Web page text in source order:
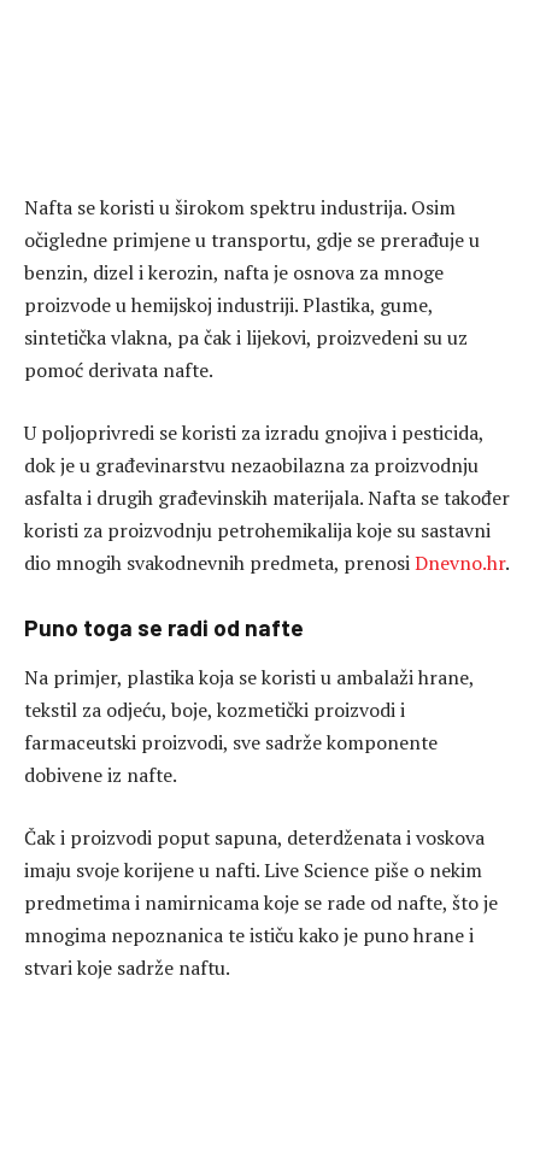
Nafta se koristi u širokom spektru industrija. Osim
očigledne primjene u transportu, gdje se prerađuje u
benzin, dizel i kerozin, nafta je osnova za mnoge
proizvode u hemijskoj industriji. Plastika, gume,
sintetička vlakna, pa čak i lijekovi, proizvedeni su uz
pomoć derivata nafte.
U poljoprivredi se koristi za izradu gnojiva i pesticida,
dok je u građevinarstvu nezaobilazna za proizvodnju
asfalta i drugih građevinskih materijala. Nafta se također
koristi za proizvodnju petrohemikalija koje su sastavni
dio mnogih svakodnevnih predmeta, prenosiDnevno.hr.
Puno toga se radi od nafte
Na primjer, plastika koja se koristi u ambalaži hrane,
tekstil za odjeću, boje, kozmetički proizvodi i
farmaceutski proizvodi, sve sadrže komponente
dobivene iz nafte.
Čak i proizvodi poput sapuna, deterdženata i voskova
imaju svoje korijene u nafti. Live Science piše o nekim
predmetima i namirnicama koje se rade od nafte, što je
mnogima nepoznanica te ističu kako je puno hrane i
stvari koje sadrže naftu.